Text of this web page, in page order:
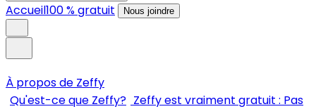
Accueil100 % gratuit Nous joindre
À propos de Zeffy
Qu'est-ce que Zeffy? Zeffy est vraiment gratuit : Pas